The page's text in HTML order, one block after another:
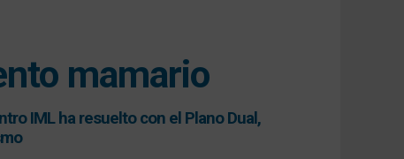
mamario
IML ha resuelto con el Plano Dual,